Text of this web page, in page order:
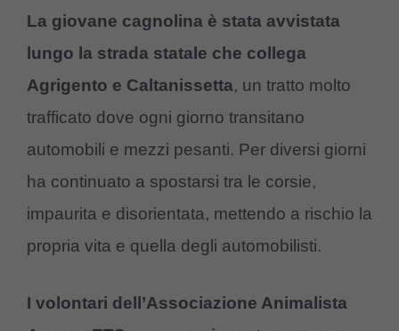
La giovane cagnolina è stata avvistata
lungo la strada statale che collega
Agrigento e Caltanissetta, un tratto molto
trafficato dove ogni giorno transitano
automobili e mezzi pesanti. Per diversi giorni
ha continuato a spostarsi tra le corsie,
impaurita e disorientata, mettendo a rischio la
propria vita e quella degli automobilisti.
I volontari dell’Associazione Animalista